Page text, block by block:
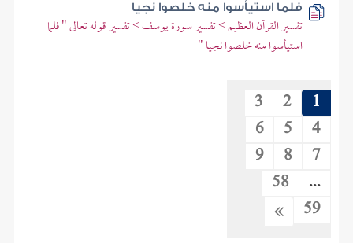
فلما استيأسوا منه خلصوا نجيا
تفسير القرآن العظيم > تفسير سورة يوسف > تفسير قوله تعالى " فلما
استيأسوا منه خلصوا نجيا "
1
2
3
4
5
6
7
8
9
...
58
59